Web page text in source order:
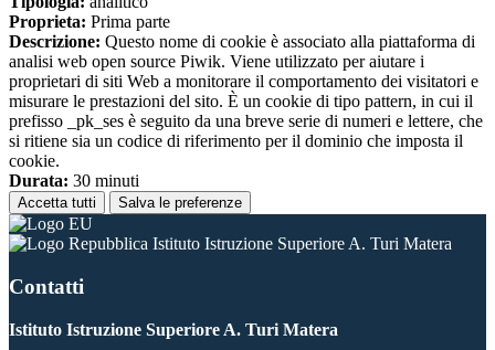
Proprieta: Prima parte
Descrizione: Questo nome di cookie è associato alla piattaforma di
analisi web open source Piwik. Viene utilizzato per aiutare i
proprietari di siti Web a monitorare il comportamento dei visitatori e
misurare le prestazioni del sito. È un cookie di tipo pattern, in cui il
prefisso _pk_ses è seguito da una breve serie di numeri e lettere, che
si ritiene sia un codice di riferimento per il dominio che imposta il
cookie.
Durata: 30 minuti
Accetta tutti Salva le preferenze
Istituto Istruzione Superiore A. Turi Matera
Contatti
Istituto Istruzione Superiore A. Turi Matera